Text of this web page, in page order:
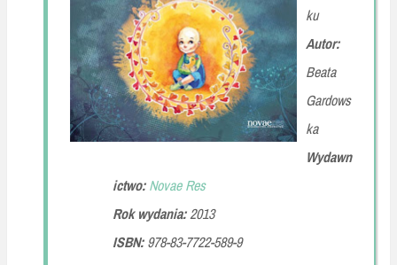
ku
Autor:
Beata
Gardows
ka
Wydawn
ictwo: Novae Res
Rok wydania:2013
ISBN:978-83-7722-589-9